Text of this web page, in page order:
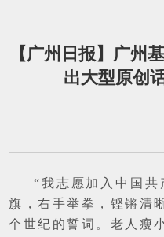
【广州日报】广州
出大型原创
“我志愿加入中国
旗，右手举拳，铿锵清
个世纪的誓词。老人瘦